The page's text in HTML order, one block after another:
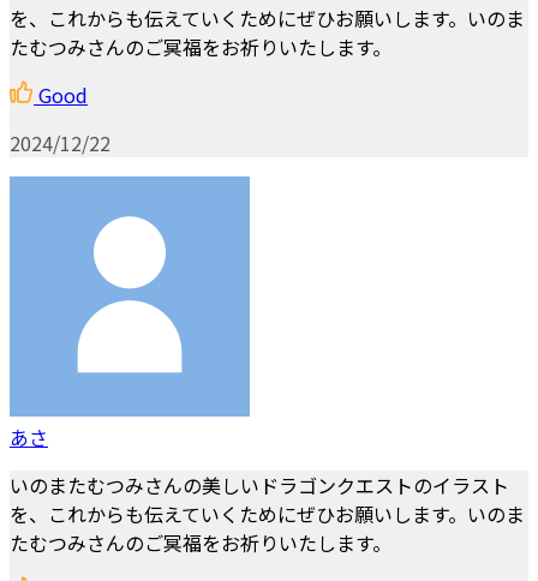
を、これからも伝えていくためにぜひお願いします。いのま
たむつみさんのご冥福をお祈りいたします。
Good
2024/12/22
あさ
いのまたむつみさんの美しいドラゴンクエストのイラスト
を、これからも伝えていくためにぜひお願いします。いのま
たむつみさんのご冥福をお祈りいたします。